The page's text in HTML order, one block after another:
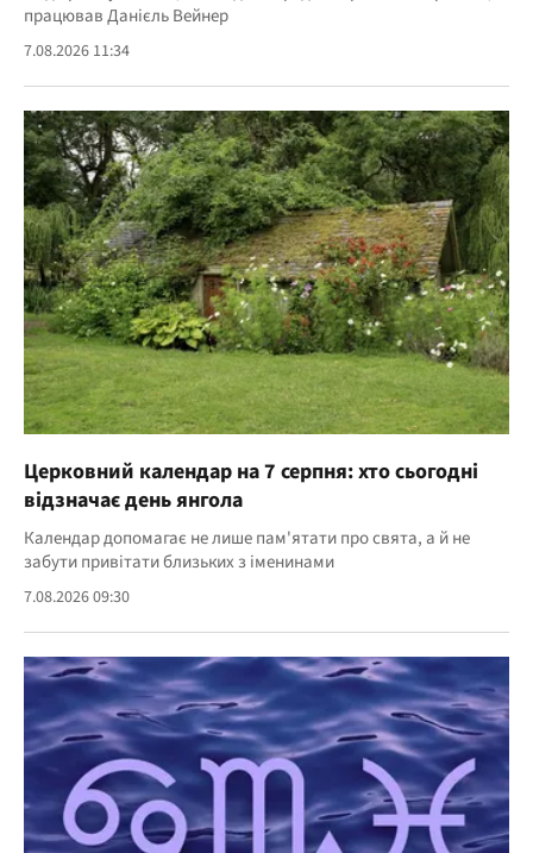
працював Данієль Вейнер
7.08.2026 11:34
Церковний календар на 7 серпня: хто сьогодні
відзначає день янгола
Календар допомагає не лише пам'ятати про свята, а й не
забути привітати близьких з іменинами
7.08.2026 09:30